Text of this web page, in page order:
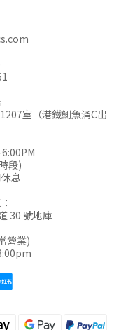
室（港鐵鰂魚涌C出
段)
息
30 號地庫
營業)